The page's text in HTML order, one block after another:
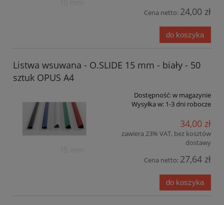
Cena netto: 24,00 zł
do koszyka
Listwa wsuwana - O.SLIDE 15 mm - biały - 50
sztuk OPUS A4
Dostępność:w magazynie
Wysyłka w: 1-3 dni robocze
34,00 zł
zawiera 23% VAT, bez kosztów
dostawy
Cena netto: 27,64 zł
do koszyka